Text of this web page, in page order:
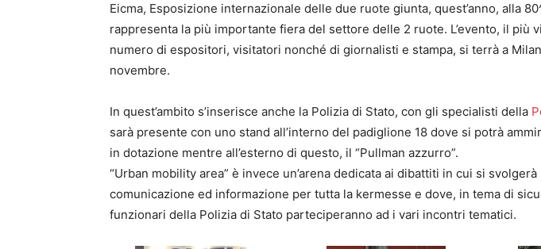
Eicma, Esposizione internazionale delle due ruote giunta, quest’anno, alla
rappresenta la più importante fiera del settore delle 2 ruote. L’evento, il più
numero di espositori, visitatori nonché di giornalisti e stampa, si terrà a
novembre.
In quest’ambito s’inserisce anche la Polizia di Stato, con gli specialisti della
sarà presente con uno stand all’interno del padiglione 18 dove si potrà
in dotazione mentre all’esterno di questo, il “Pullman azzurro”.
“Urban mobility area” è invece un’arena dedicata ai dibattiti in cui si svolgerà
comunicazione ed informazione per tutta la kermesse e dove, in tema di
funzionari della Polizia di Stato parteciperanno ad i vari incontri tematici.